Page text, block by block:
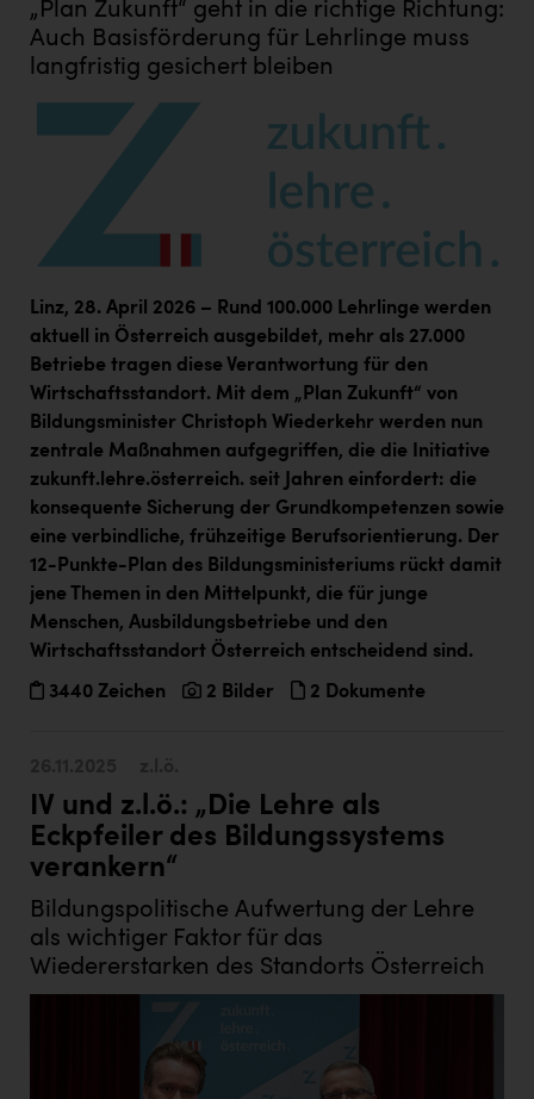
„Plan Zukunft“ geht in die richtige Richtung:
Auch Basisförderung für Lehrlinge muss
langfristig gesichert bleiben
Linz, 28. April 2026 – Rund 100.000 Lehrlinge werden
aktuell in Österreich ausgebildet, mehr als 27.000
Betriebe tragen diese Verantwortung für den
Wirtschaftsstandort. Mit dem „Plan Zukunft“ von
Bildungsminister Christoph Wiederkehr werden nun
zentrale Maßnahmen aufgegriffen, die die Initiative
zukunft.lehre.österreich. seit Jahren einfordert: die
konsequente Sicherung der Grundkompetenzen sowie
eine verbindliche, frühzeitige Berufsorientierung. Der
12-Punkte-Plan des Bildungsministeriums rückt damit
jene Themen in den Mittelpunkt, die für junge
Menschen, Ausbildungsbetriebe und den
Wirtschaftsstandort Österreich entscheidend sind.
3440 Zeichen 2 Bilder 2 Dokumente
IV und z.l.ö.: „Die Lehre als
Eckpfeiler des Bildungssystems
verankern“
Bildungspolitische Aufwertung der Lehre
als wichtiger Faktor für das
Wiedererstarken des Standorts Österreich